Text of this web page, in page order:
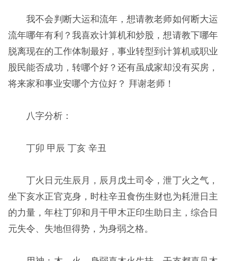
我不会判断大运和流年，想请教老师如何断大运
流年哪年有利？我喜欢计算机和炒股，想请教下哪年
脱离现在的工作体制最好，事业转型到计算机或职业
股民能否成功，转哪个好？还有虽成家却没有买房，
将来家和事业安哪个方位好？ 拜谢老师！
八字分析：
丁卯 甲辰 丁亥 辛丑
丁火日元生辰月，辰月戊土司令，泄丁火之气，
坐下亥水正官克身，时柱辛丑食伤生财也为耗泄日主
的力量，年柱丁卯和月干甲木正印生助日主，综合日
元失令、失地但得势，为身弱之格。